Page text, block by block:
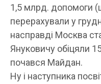
1,5 млрд. допомоги
перерахували у
насправді Москва
Януковичу обіцяли
почався Майдан.
Ну і наступника